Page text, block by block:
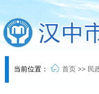
当前位置： 首页 >> 民